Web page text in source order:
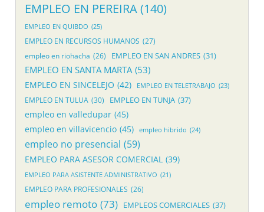
EMPLEO EN PEREIRA(140)
EMPLEO EN QUIBDO (25)
EMPLEO EN RECURSOS HUMANOS (27)
empleo en riohacha (26) EMPLEO EN SAN ANDRES (31)
EMPLEO EN SANTA MARTA (53)
EMPLEO EN SINCELEJO (42) EMPLEO EN TELETRABAJO (23)
EMPLEO EN TULUA (30) EMPLEO EN TUNJA (37)
empleo en valledupar (45)
empleo en villavicencio (45) empleo hibrido (24)
empleo no presencial (59)
EMPLEO PARA ASESOR COMERCIAL (39)
EMPLEO PARA ASISTENTE ADMINISTRATIVO (21)
EMPLEO PARA PROFESIONALES (26)
empleo remoto (73) EMPLEOS COMERCIALES (37)